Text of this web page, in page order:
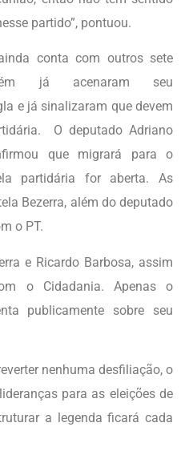
partido”, pontuou.
conta com outros sete
já acenaram seu
e já sinalizaram que devem
O deputado Adriano
que migrará para o
partidária for aberta. As
Bezerra, além do deputado
o PT.
e Ricardo Barbosa, assim
o Cidadania. Apenas o
publicamente sobre seu
nenhuma desfiliação, o
para as eleições de
a legenda ficará cada